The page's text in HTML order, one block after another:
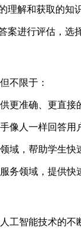
理解和获取的知
案进行评估，选
不限于：
更准确、更直接
像人一样回答用
域，帮助学生快
务领域，提供快
工智能技术的